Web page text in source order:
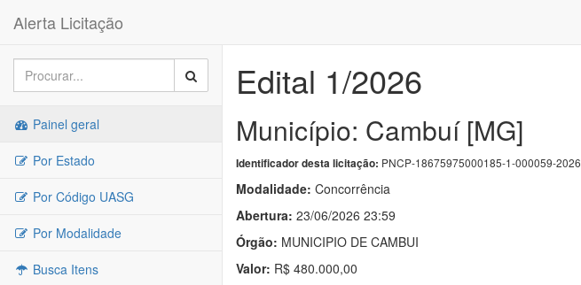
Alerta Licitação
Painel geral
Por Estado
Por Código UASG
Por Modalidade
Busca Itens
Edital 1/2026
Município: Cambuí [MG]
Identificador desta licitação: PNCP-18675975000185-1-000059-2026
Modalidade: Concorrência
Abertura: 23/06/2026 23:59
Órgão: MUNICIPIO DE CAMBUI
Valor: R$ 480.000,00